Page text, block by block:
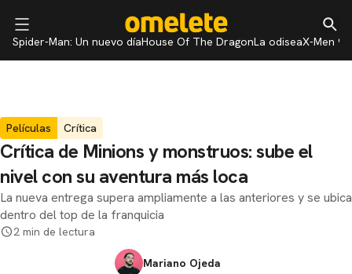
Spider-Man: Un nuevo díaHouse Of The DragonLa odiseaX-Men 97
Películas Crítica
Crítica de Minions y monstruos: sube el
nivel con su aventura más loca
La nueva entrega supera ampliamente a las anteriores y se ubica
dentro del top de la franquicia
2 min de lectura
Mariano Ojeda